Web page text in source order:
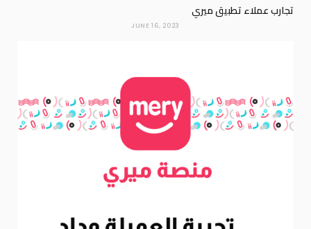
تجارب عملاء تطبيق ميري
JUNE 16, 2023